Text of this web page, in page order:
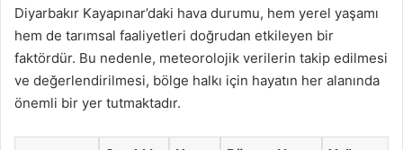
Diyarbakır Kayapınar’daki hava durumu, hem yerel yaşamı
hem de tarımsal faaliyetleri doğrudan etkileyen bir
faktördür. Bu nedenle, meteorolojik verilerin takip edilmesi
ve değerlendirilmesi, bölge halkı için hayatın her alanında
önemli bir yer tutmaktadır.